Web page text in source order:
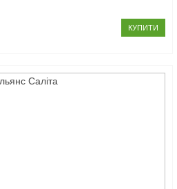
КУПИТИ